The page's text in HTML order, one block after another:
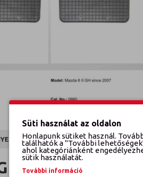
méretpontos
Süti használat az oldalon
Honlapunk sütiket használ.
találhatók a "További
ahol kategóriánként
sütik használatát.
További információ